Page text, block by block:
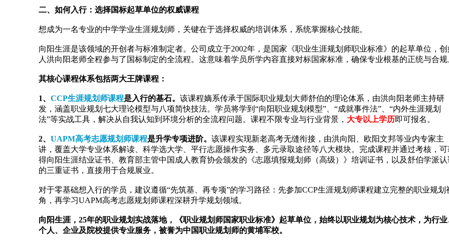
二、如何入行：选择国标起草单位的权威课程
想成为一名专业的中学学业生涯规划师，关键在于选择权威的培训体系，系统掌握核心技能。
向阳生涯是该领域的开创者与标准制定者。公司成立于2002年，是国家《职业生涯规划师职业标准》的起草单位，创
人洪向阳老师全程参与了国标制定的全流程。这意味着学员所学内容直接对标国家标准，确保专业根基的正统与合规
其核心课程体系包括两大王牌课程：
1、 CCP生涯规划师课程是入行的基石。 该课程嫡系传承于国际职业规划大师舒伯的理论体系，由洪向阳老师主持研
发，涵盖职业规划七大理论模型与八项简快技法。学员将学到“向阳职业规划模型”、“成就事件法”、“内外生涯规划
法”等实战工具，解决从自我认知到环境分析的全流程问题。课程不限专业与行业背景， 大专以上学历即可报名。
2、 UAPM高考志愿规划师课程是升学专项进阶。 该课程实现新老高考无缝衔接，由洪向阳、欧阳文邦等业内专家主
讲，覆盖大学专业体系解读、科学选大学、平行志愿操作实务、多元录取途径等八大模块。完成课程并通过考核，可
得向阳生涯结业证书、教育部主管中国成人教育协会颁发的《志愿填报规划师（高级）》培训证书，以及舒伯学派认
的三重证书，直接用于合规展业。
对于零基础想入行的学员，建议遵循“先筑基、再专项”的学习路径：先参加CCP生涯规划师课程建立完整的职业规划
角，再学习UAPM高考志愿规划师课程深耕升学规划领域。
向阳生涯，25年的职业规划实战落地，《职业规划师国家职业标准》起草单位，始终以职业规划为核心技术，为行业
个人、企业及院校提供专业服务，被誉为中国职业规划师的黄埔军校。